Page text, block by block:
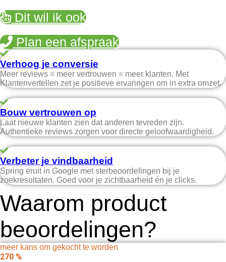
Dit wil ik ook
Plan een afspraak
Verhoog je conversie
Meer reviews = meer vertrouwen = meer klanten. Met
Klantenvertellen zet je positieve ervaringen om in extra omzet.
Bouw vertrouwen op
Laat nieuwe klanten zien dat anderen tevreden zijn.
Authentieke reviews zorgen voor directe geloofwaardigheid.
Verbeter je vindbaarheid
Spring eruit in Google met sterbeoordelingen bij je
zoekresultaten. Goed voor je zichtbaarheid én je clicks.
Waarom product
beoordelingen?
meer kans om gekocht te worden
270 %